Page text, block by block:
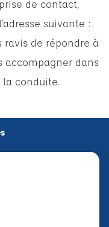
de contact,
suivante :
ravis de répondre à
accompagner dans
la conduite.